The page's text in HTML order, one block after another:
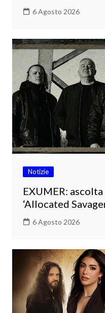
6 Agosto 2026
Notizie
EXUMER:
‘Allocated
6 Agosto 2026